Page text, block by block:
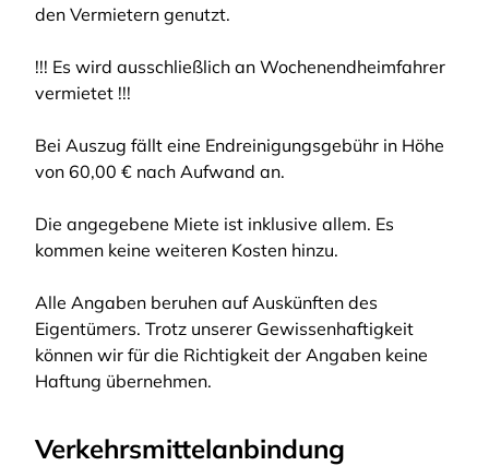
den Vermietern genutzt.
!!! Es wird ausschließlich an Wochenendheimfahrer
vermietet !!!
Bei Auszug fällt eine Endreinigungsgebühr in Höhe
von 60,00 € nach Aufwand an.
Die angegebene Miete ist inklusive allem. Es
kommen keine weiteren Kosten hinzu.
Alle Angaben beruhen auf Auskünften des
Eigentümers. Trotz unserer Gewissenhaftigkeit
können wir für die Richtigkeit der Angaben keine
Haftung übernehmen.
Verkehrsmittelanbindung